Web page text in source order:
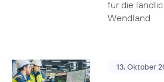
für die
Wendland
13. Oktober